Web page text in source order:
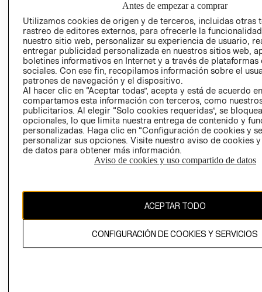
RELACIÓN CON
INVERSIONISTAS
POLÍTICA
EMPRESARIAL
- RETIRO EN
TIENDA
TÉRMINOS Y
CONDICIONES
AVISO DE
PRIVACIDAD
GIFT CARD
AVISO DE
COOKIES
Chile ($)
Antes de empezar a comprar
Utilizamos cookies de origen y de terceros, incluidas otras
rastreo de editores externos, para ofrecerle la
nuestro sitio web, personalizar su experiencia de usuario,
entregar publicidad personalizada en nuestros sitios web,
boletines informativos en Internet y a través de plataformas
sociales. Con ese fin, recopilamos información sobre el
patrones de navegación y el dispositivo.
Al hacer clic en “Aceptar todas”, acepta y está de acuerdo
compartamos esta información con terceros, como
publicitarios. Al elegir “Solo cookies requeridas”, se
opcionales, lo que limita nuestra entrega de contenido y
personalizadas. Haga clic en “Configuración de cookies y
personalizar sus opciones. Visite nuestro aviso de cookies
de datos para obtener más información.
Aviso de cookies y uso compartido de datos
ACEPTAR TODO
CONFIGURACIÓN DE COOKIES Y SERVICIOS